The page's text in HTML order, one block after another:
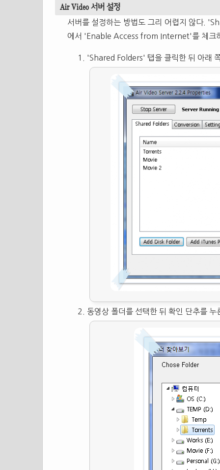
Air Video 서버 설정
서버를 설정하는 방법도 그리 어렵지 않다.
에서 'Enable Access from Internet'를 체크
'Shared Folders' 탭을 클릭한 뒤 아래
동영상 폴더를 선택한 뒤 확인 단추를 누